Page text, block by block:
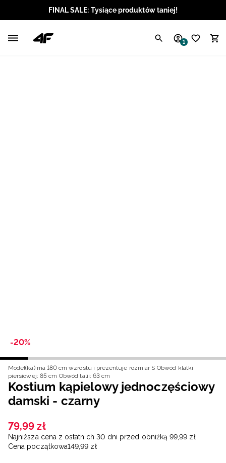
FINAL SALE: Tysiące produktów taniej!
1
-20%
Model(ka) ma 180 cm wzrostu i prezentuje rozmiar S Obwód klatki
piersiowej: 85 cm Obwód talii: 63 cm
Kostium kąpielowy jednoczęściowy
damski - czarny
79,99 zł
Najniższa cena z ostatnich 30 dni przed obniżką 99,99 zł
Cena początkowa149,99 zł